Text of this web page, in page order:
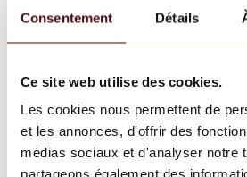
Consentement Détails
Ce site web utilise des cookies.
Les cookies nous permettent de
et les annonces, d'offrir des
médias sociaux et d'analyser notre
partageons également des
Richard Orlinski
Keith Haring
Jeff Koons
Jean-Michel Basquiat
Tous les designers
Œuvre de la semaine